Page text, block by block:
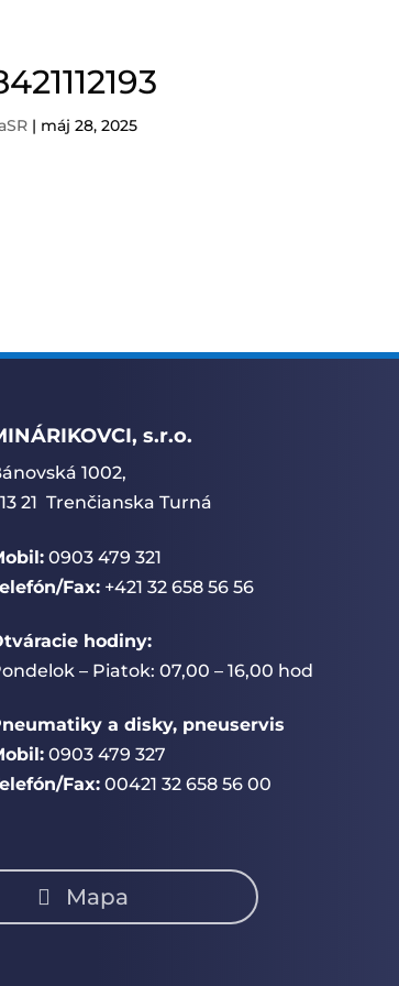
| máj 28, 2025
s.r.o.
1002,
21 Trenčianska Turná
0903 479 321
Fax:+421 32 658 56 56
hodiny:
– Piatok: 07,00 – 16,00 hod
a disky, pneuservis
0903 479 327
Fax:00421 32 658 56 00
Mapa